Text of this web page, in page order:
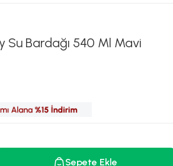
Dön
Su Bardağı 540 Ml Mavi
Sepete Ekle